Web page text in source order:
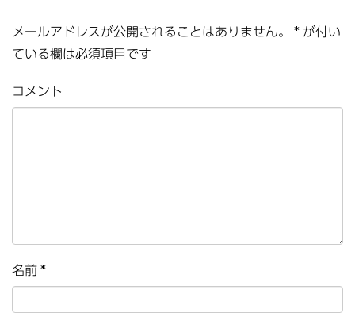
メールアドレスが公開されることはありません。 * が付い
ている欄は必須項目です
コメント
名前 *